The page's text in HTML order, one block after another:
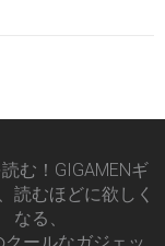
む！GIGAMENギ
読むほどに欲しく
なる、